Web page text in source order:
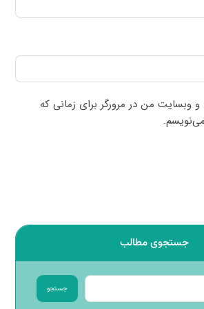
و وبسایت من در مرورگر برای زمانی که
جستجوی مطالب
جستجو